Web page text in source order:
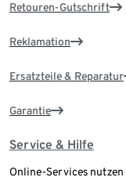
Retouren-Gutschrift
Reklamation
Ersatzteile & Reparatur
Garantie
Service & Hilfe
Online-Services